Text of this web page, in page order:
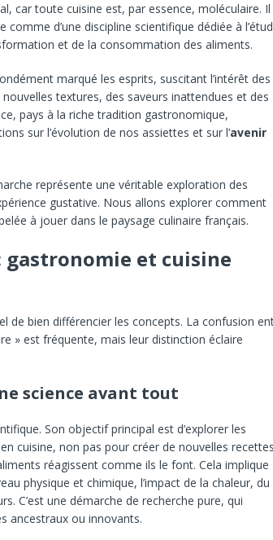
car toute cuisine est, par essence, moléculaire. Il
d’une discipline scientifique dédiée à
et de la consommation des aliments.
marqué les esprits, suscitant l’intérêt des
textures, des saveurs inattendues et des
pays à la riche tradition gastronomique,
sur l’évolution de nos assiettes et sur l’avenir
représente une véritable exploration des
gustative. Nous allons explorer comment
à jouer dans le paysage culinaire français.
et cuisine
de bien différencier les concepts. La confusion
» est fréquente, mais leur distinction éclaire
science avant tout
Son objectif principal est d’explorer les
cuisine, non pas pour créer de nouvelles
réagissent comme ils le font. Cela implique
physique et chimique, l’impact de la chaleur, du
C’est une démarche de recherche pure, qui
ancestraux ou innovants.